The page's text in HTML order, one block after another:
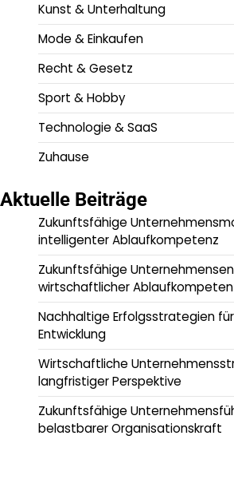
Kunst & Unterhaltung
Mode & Einkaufen
Recht & Gesetz
Sport & Hobby
Technologie & SaaS
Zuhause
Aktuelle Beiträge
Zukunftsfähige
intelligenter Ablaufkompetenz
Zukunftsfähige
wirtschaftlicher
Nachhaltige Erfolgsstrategien
Entwicklung
Wirtschaftliche
langfristiger Perspektive
Zukunftsfähige
belastbarer Organisationskraft